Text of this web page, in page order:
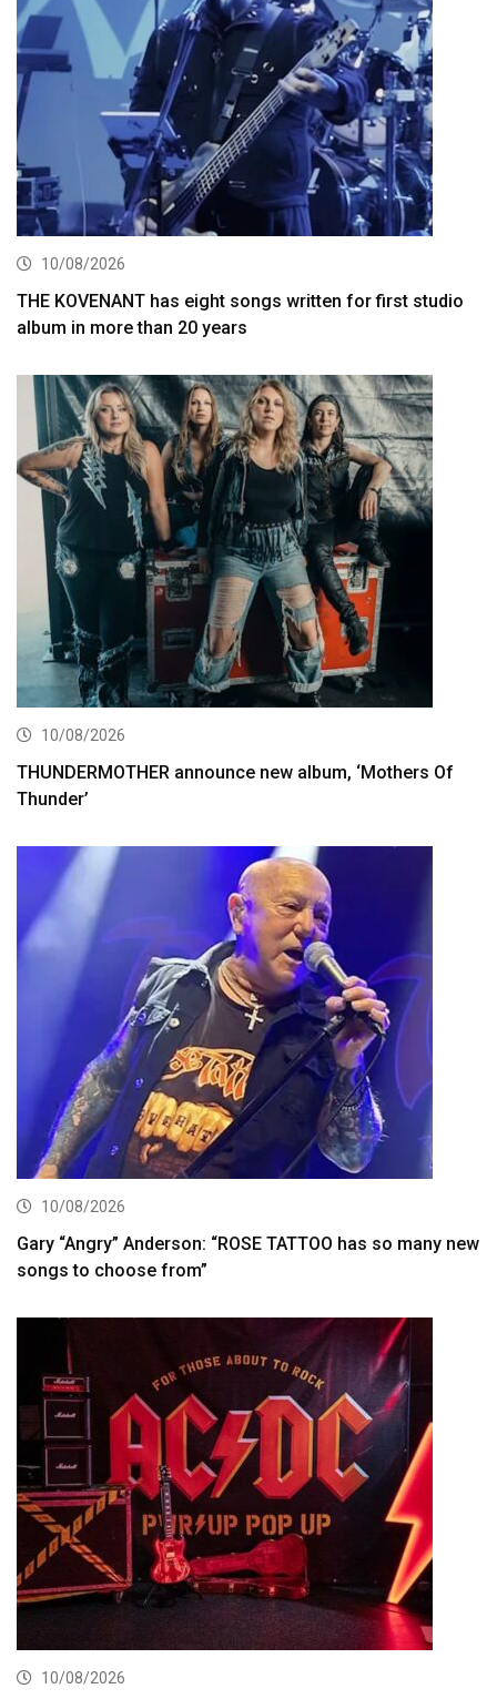
10/08/2026
THE KOVENANT has eight songs written for first studio
album in more than 20 years
10/08/2026
THUNDERMOTHER announce new album, ‘Mothers Of
Thunder’
10/08/2026
Gary “Angry” Anderson: “ROSE TATTOO has so many new
songs to choose from”
10/08/2026